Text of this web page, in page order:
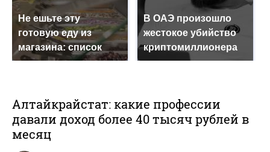
Не ешьте эту
готовую еду из
магазина: список
В ОАЭ произошло
жестокое убийство
криптомиллионера
Алтайкрайстат: какие профессии
давали доход более 40 тысяч рублей в
месяц